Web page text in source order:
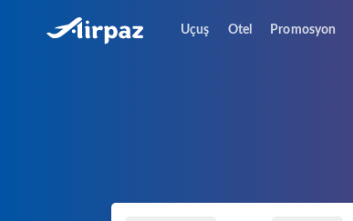
Uçuş Otel Promosyon